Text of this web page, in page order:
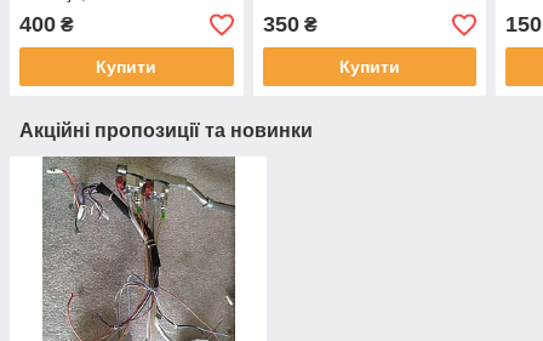
400 ₴
Купити
350₴
Купити
150
Акційні пропозиції та новинки